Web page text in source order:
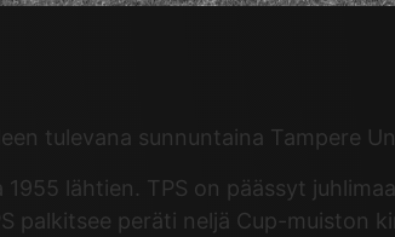
tulevana sunnuntaina Tampere
lähtien. TPS on päässyt
palkitsee peräti neljä Cup-